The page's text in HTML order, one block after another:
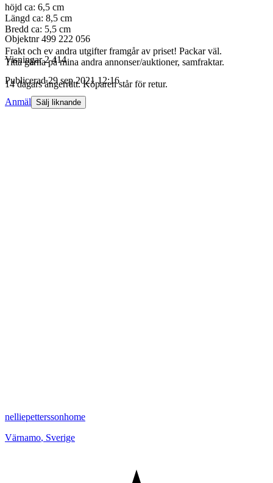
höjd ca: 6,5 cm
Längd ca: 8,5 cm
Bredd ca: 5,5 cm
Frakt och ev andra utgifter framgår av priset! Packar väl.
Titta gärna på mina andra annonser/auktioner, samfraktar.
14 dagars ångerrätt. Köparen står för retur.
Objektnr 499 222 056
Visningar 2 414
Publicerad 29 sep 2021 12:16
Anmäl Sälj liknande
nelliepetterssonhome
Värnamo, Sverige